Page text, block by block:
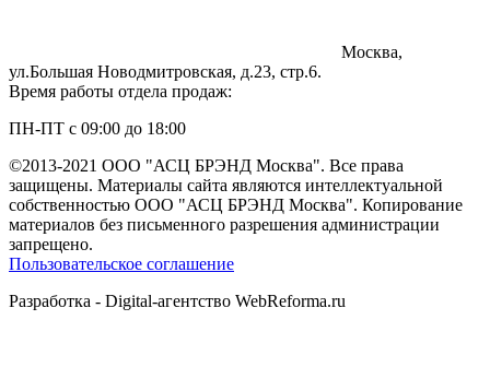
Москва,
ул.Большая Новодмитровская, д.23, стр.6.
Время работы отдела продаж:
ПН-ПТ с 09:00 до 18:00
©2013-2021 ООО "АСЦ БРЭНД Москва". Все права
защищены. Материалы сайта являются интеллектуальной
собственностью ООО "АСЦ БРЭНД Москва". Копирование
материалов без письменного разрешения администрации
запрещено.
Пользовательское соглашение
Разработка - Digital-агентство WebReforma.ru